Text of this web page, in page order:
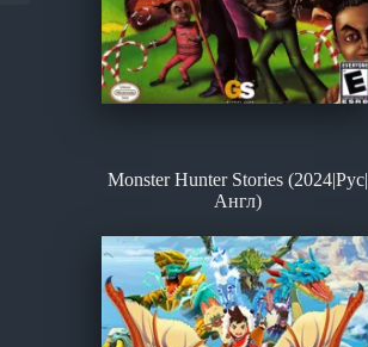
Monster Hunter Stories (2024|Рус|
Англ)